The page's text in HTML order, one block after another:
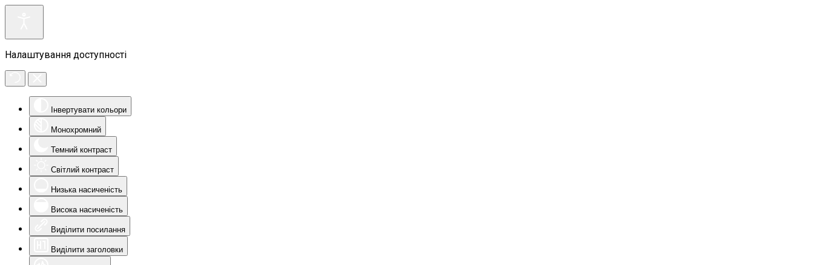
Налаштування доступності
Інвертувати кольори
Монохромний
Темний контраст
Світлий контраст
Низька насиченість
Висока насиченість
Виділити посилання
Виділити заголовки